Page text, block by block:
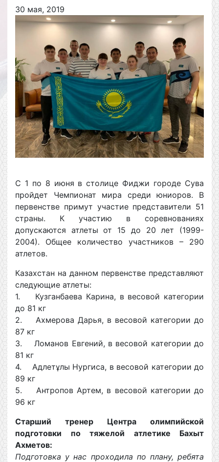
30 мая, 2019
С 1 по 8 июня в столице Фиджи городе Сува
пройдет Чемпионат мира среди юниоров. В
первенстве примут участие представители 51
страны. К участию в соревнованиях
допускаются атлеты от 15 до 20 лет (1999-
2004). Общее количество участников – 290
атлетов.
Казахстан на данном первенстве представляют
следующие атлеты:
1. Кузганбаева Карина, в весовой категории
до 81 кг
2. Ахмерова Дарья, в весовой категории до
87 кг
3. Ломанов Евгений, в весовой категории до
81 кг
4. Адлетұлы Нургиса, в весовой категории до
89 кг
5. Антропов Артем, в весовой категории до
96 кг
Старший тренер Центра олимпийской
подготовки по тяжелой атлетике Бахыт
Ахметов:
Подготовка у нас проходила по плану, ребята